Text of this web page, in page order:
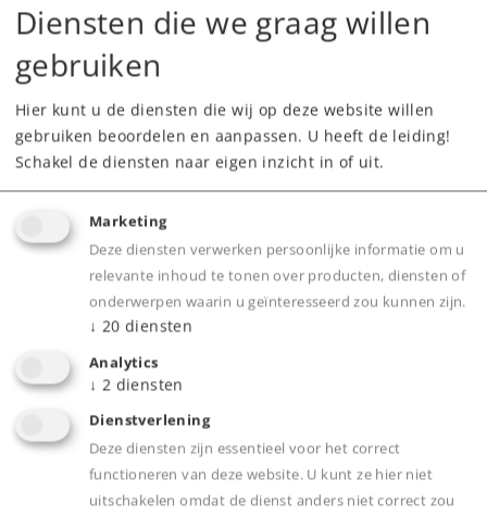
Dealer zoeken
Onderdelen bestellen
Product
Productinfo
Diensten die we graag willen
gebruiken
Hier kunt u de diensten die wij op deze website willen
gebruiken beoordelen en aanpassen. U heeft de leiding!
Schakel de diensten naar eigen inzicht in of uit.
Marketing
Deze diensten verwerken persoonlijke informatie om u
relevante inhoud te tonen over producten, diensten of
onderwerpen waarin u geïnteresseerd zou kunnen zijn.
↓ 20 diensten
Analytics
↓ 2 diensten
Dienstverlening
Deze diensten zijn essentieel voor het correct
functioneren van deze website. U kunt ze hier niet
uitschakelen omdat de dienst anders niet correct zou